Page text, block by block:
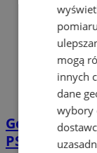
Godziny
PSZOK w
mogą
innych
dane
wybory